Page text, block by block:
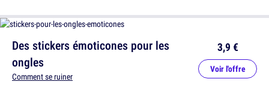
Des stickers émoticones pour les
ongles
Comment se ruiner
3,9 €
Voir l'offre